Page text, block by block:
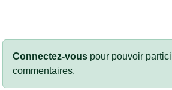
Connectez-vous pour pouvoir
commentaires.